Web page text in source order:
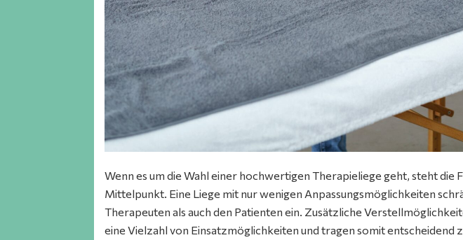
Wenn es um die Wahl einer hochwertigen Therapieliege geht, steht die
Mittelpunkt. Eine Liege mit nur wenigen Anpassungsmöglichkeiten
Therapeuten als auch den Patienten ein. Zusätzliche
eine Vielzahl von Einsatzmöglichkeiten und tragen somit entscheidend